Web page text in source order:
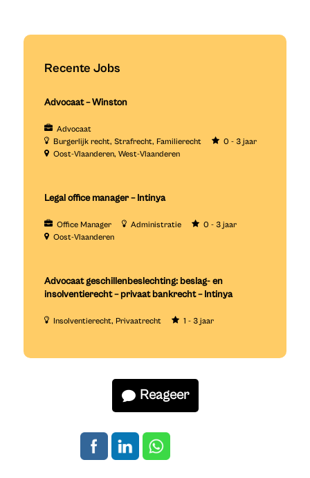
Recente Jobs
Advocaat – Winston
Advocaat
Burgerlijk recht Strafrecht Familierecht
0 - 3 jaar
Oost-Vlaanderen West-Vlaanderen
Legal office manager – Intinya
Office Manager Administratie
0 - 3 jaar
Oost-Vlaanderen
Advocaat geschillenbeslechting: beslag- en
insolventierecht – privaat bankrecht – Intinya
Insolventierecht Privaatrecht 1 - 3 jaar
Reageer